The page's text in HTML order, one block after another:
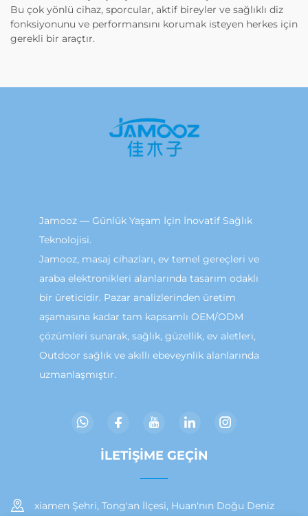
Bu çok yönlü cihaz, sporcular, aktif bireyler ve sağlıklı diz
fonksiyonunu ve performansını korumak isteyen herkes için
gerekli bir araçtır.
Jamooz — Günlük Yaşam İçin İnovatif Sağlık
Teknolojisi.
Jamooz, masaj cihazları, ev temel gereçleri ve
araba elektronikleri alanlarında tasarım odaklı
bir üreticidir. Pazar analizlerinden üretim
aşamasına kadar tam kapsamlı OEM/ODM
çözümleri sunarak, sağlık, güzellik, ev aletleri,
Outdoor sağlık ve akıllı ebeveynlik alanlarında
uzmanlaşmıştır.
İLETIŞIME GEÇIN
xiamen Şehri, Tong'an İlçesi, Huan'nın Doğu Deniz